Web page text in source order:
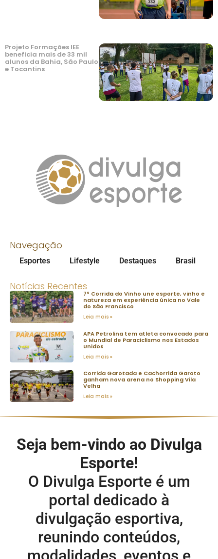
Projeto Formações IEE
beneficia mais de 33 mil
alunos da Bahia, São Paulo
e Tocantins
Navegação
Esportes Lifestyle Destaques Brasil
Notícias Recentes
7ª Corrida do Vinho une esporte, vinho e
natureza em experiência única no Vale
do São Francisco
Leia mais »
APA Petrolina tem atleta convocado para
o Mundial de Paraciclismo nos Estados
Unidos
Leia mais »
Corrida Garotada e Cachorrida Garoto
ganham nova arena no Shopping Vila
Velha
Leia mais »
Seja bem-vindo ao Divulga
Esporte!
O Divulga Esporte é um
portal dedicado à
divulgação esportiva,
reunindo conteúdos,